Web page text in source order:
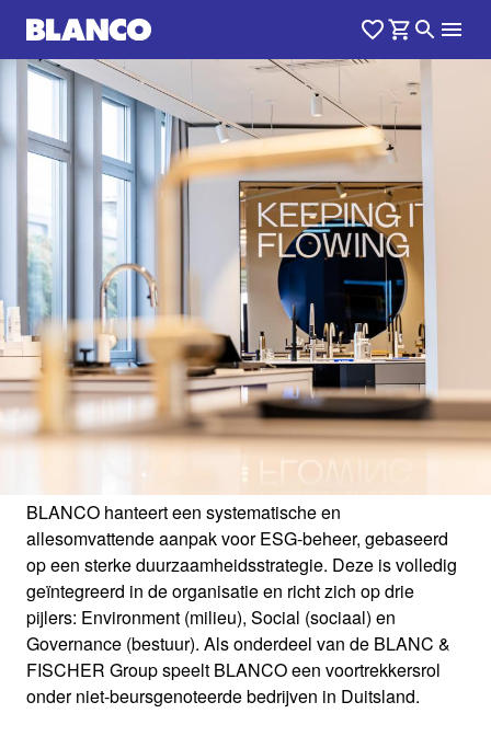
DUURZAAMHEID
Een kernactiviteit van BLANCO
1 /0
BLANCO hanteert een systematische en
allesomvattende aanpak voor ESG-beheer, gebaseerd
op een sterke duurzaamheidsstrategie. Deze is volledig
geïntegreerd in de organisatie en richt zich op drie
pijlers: Environment (milieu), Social (sociaal) en
Governance (bestuur). Als onderdeel van de BLANC &
FISCHER Group speelt BLANCO een voortrekkersrol
onder niet-beursgenoteerde bedrijven in Duitsland.